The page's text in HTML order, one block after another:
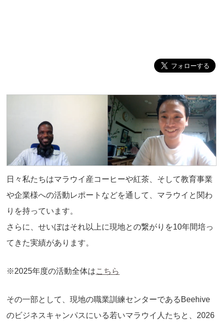
日々私たちはマラウイ産コーヒーや紅茶、そして教育事業
や企業様への活動レポートなどを通して、マラウイと関わ
りを持っています。
さらに、せいぼはそれ以上に現地との繋がりを10年間培っ
てきた実績があります。
※2025年度の活動全体はこちら
その一部として、現地の職業訓練センターであるBeehive
のビジネスキャンパスにいる若いマラウイ人たちと、2026